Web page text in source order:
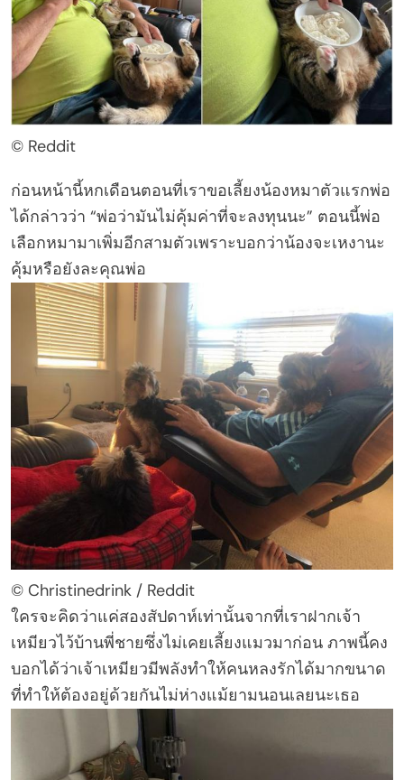
© Reddit
ก่อนหน้านี้หกเดือนตอนที่เราขอเลี้ยงน้องหมาตัวแรกพ่อ
ได้กล่าวว่า “พ่อว่ามันไม่คุ้มค่าที่จะลงทุนนะ” ตอนนี้พ่อ
เลือกหมามาเพิ่มอีกสามตัวเพราะบอกว่าน้องจะเหงานะ
คุ้มหรือยังละคุณพ่อ
© Christinedrink / Reddit
ใครจะคิดว่าแค่สองสัปดาห์เท่านั้นจากที่เราฝากเจ้า
เหมียวไว้บ้านพี่ชายซึ่งไม่เคยเลี้ยงแมวมาก่อน ภาพนี้คง
บอกได้ว่าเจ้าเหมียวมีพลังทำให้คนหลงรักได้มากขนาด
ที่ทำให้ต้องอยู่ด้วยกันไม่ห่างแม้ยามนอนเลยนะเธอ